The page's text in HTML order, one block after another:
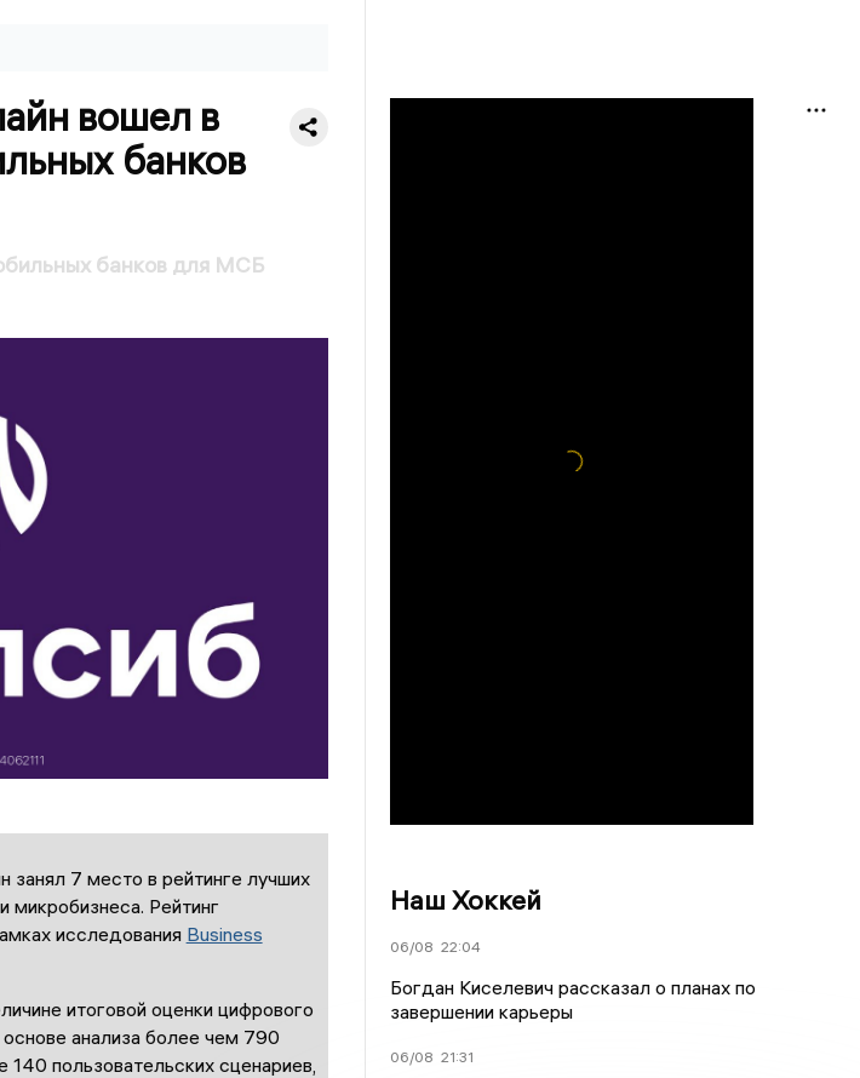
вошел в
банков
банков для МСБ
занял 7 место в рейтинге лучших
микробизнеса. Рейтинг
исследования Business
итоговой оценки цифрового
анализа более чем 790
пользовательских сценариев,
Наш Хоккей
06/08 22:04
Богдан Киселевич рассказал о планах по
завершении карьеры
06/08 21:31